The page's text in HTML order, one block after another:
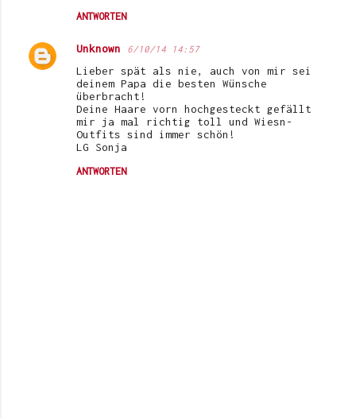
ANTWORTEN
Unknown 6/10/14 14:57
Lieber spät als nie, auch von mir sei
deinem Papa die besten Wünsche
überbracht!
Deine Haare vorn hochgesteckt gefällt
mir ja mal richtig toll und Wiesn-
Outfits sind immer schön!
LG Sonja
ANTWORTEN